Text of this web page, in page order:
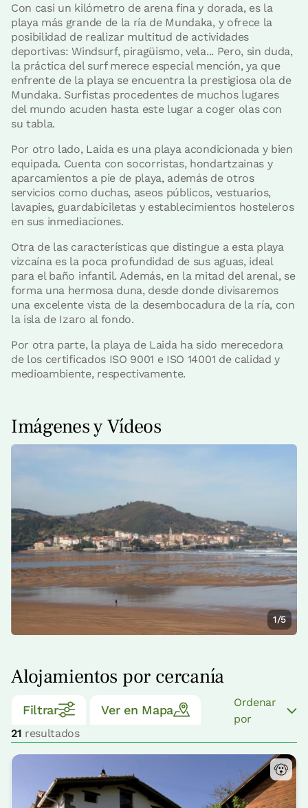
Con casi un kilómetro de arena fina y dorada, es la
playa más grande de la ría de Mundaka, y ofrece la
posibilidad de realizar multitud de actividades
deportivas: Windsurf, piragüismo, vela... Pero, sin duda,
la práctica del surf merece especial mención, ya que
enfrente de la playa se encuentra la prestigiosa ola de
Mundaka. Surfistas procedentes de muchos lugares
del mundo acuden hasta este lugar a coger olas con
su tabla.
Por otro lado, Laida es una playa acondicionada y bien
equipada. Cuenta con socorristas, hondartzainas y
aparcamientos a pie de playa, además de otros
servicios como duchas, aseos públicos, vestuarios,
lavapies, guardabiciletas y establecimientos hosteleros
en sus inmediaciones.
Otra de las características que distingue a esta playa
vizcaína es la poca profundidad de sus aguas, ideal
para el baño infantil. Además, en la mitad del arenal, se
forma una hermosa duna, desde donde divisaremos
una excelente vista de la desembocadura de la ría, con
la isla de Izaro al fondo.
Por otra parte, la playa de Laida ha sido merecedora
de los certificados ISO 9001 e ISO 14001 de calidad y
medioambiente, respectivamente.
Imágenes y Vídeos
1/5
Alojamientos por cercanía
Filtrar Ver en Mapa
21 resultados
Ordenar
por